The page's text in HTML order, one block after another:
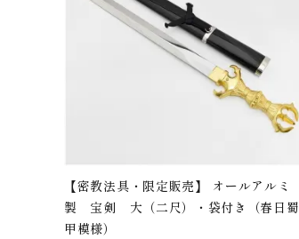
【密教法具・限定販売】 オールアルミ
製 宝剣 大（二尺）・袋付き（春日蜀
甲模様）